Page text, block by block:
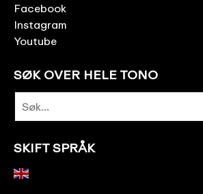
Facebook
Instagram
Youtube
SØK OVER HELE TONO
SKIFT SPRÅK